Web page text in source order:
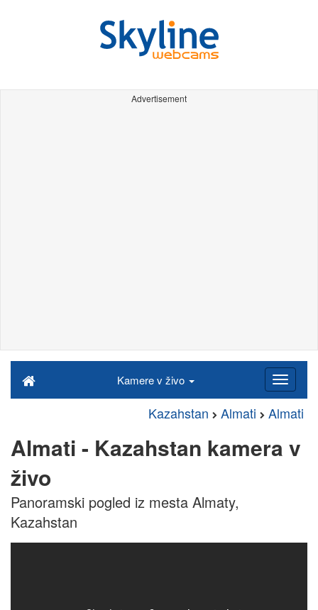
Advertisement
Kamere v živo
Kazahstan Almati Almati
Almati - Kazahstan kamera v
živo
Panoramski pogled iz mesta Almaty,
Kazahstan